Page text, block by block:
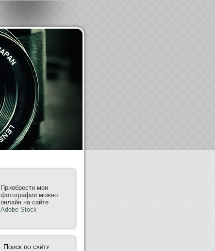
Приобрести мои
фотографии можно
онлайн на сайте
Adobe Stock
Поиск по сайту